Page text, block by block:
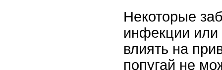
Некоторые
инфекции или
влиять на
попугай не